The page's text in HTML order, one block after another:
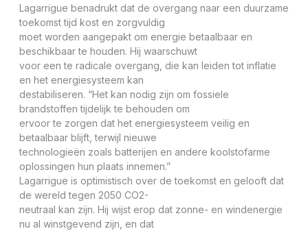
Lagarrigue benadrukt dat de overgang naar een duurzame
toekomst tijd kost en zorgvuldig
moet worden aangepakt om energie betaalbaar en
beschikbaar te houden. Hij waarschuwt
voor een te radicale overgang, die kan leiden tot inflatie
en het energiesysteem kan
destabiliseren. “Het kan nodig zijn om fossiele
brandstoffen tijdelijk te behouden om
ervoor te zorgen dat het energiesysteem veilig en
betaalbaar blijft, terwijl nieuwe
technologieën zoals batterijen en andere koolstofarme
oplossingen hun plaats innemen.”
Lagarrigue is optimistisch over de toekomst en gelooft dat
de wereld tegen 2050 CO2-
neutraal kan zijn. Hij wijst erop dat zonne- en windenergie
nu al winstgevend zijn, en dat